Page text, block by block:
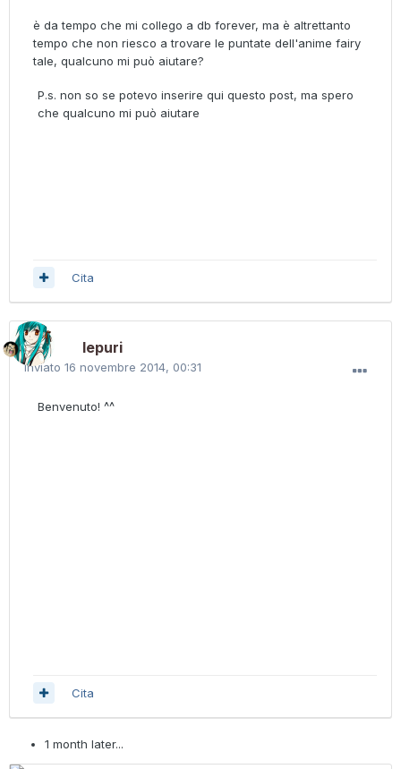
è da tempo che mi collego a db forever, ma è altrettanto
tempo che non riesco a trovare le puntate dell'anime fairy
tale, qualcuno mi può aiutare?
P.s. non so se potevo inserire qui questo post, ma spero
che qualcuno mi può aiutare
Cita
lepuri
Inviato 16 novembre 2014, 00:31
Benvenuto! ^^
Cita
1 month later...